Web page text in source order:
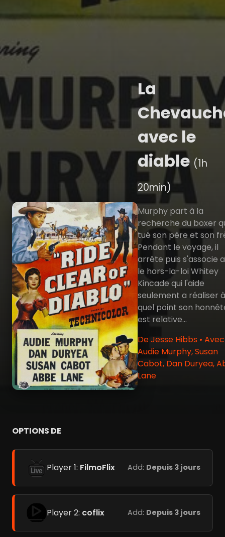
La
avec le
diable (1h
20min)
Murphy part à la
recherche du boxer
tué son père et son
Pendant le voyage, il
arrête puis s'associe
le hors-la-loi Whitey
Kincade qui l'aide
seulement a réaliser à
quel point son
est relative...
De Jesse Hibbs • Avec
Audie Murphy, Susan
Cabot, Dan Duryea,
Lane
OPTIONS DE
Player 1: FilmoFlix Add: Depuis 3 jours
Player 2: coflix Add: Depuis 3 jours